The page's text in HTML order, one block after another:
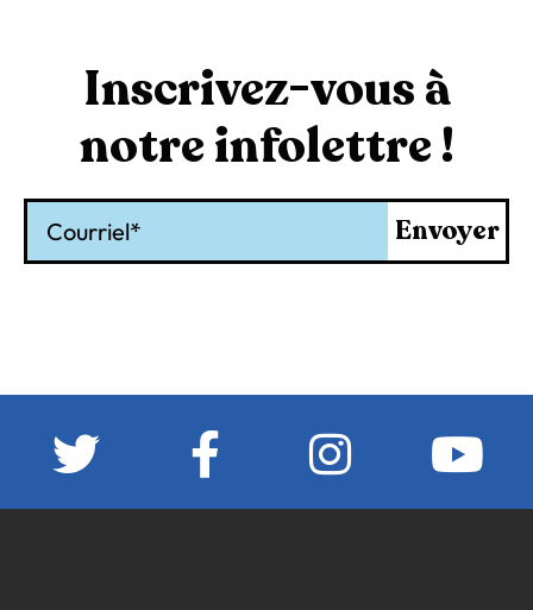
Inscrivez-vous à
notre infolettre !
Envoyer